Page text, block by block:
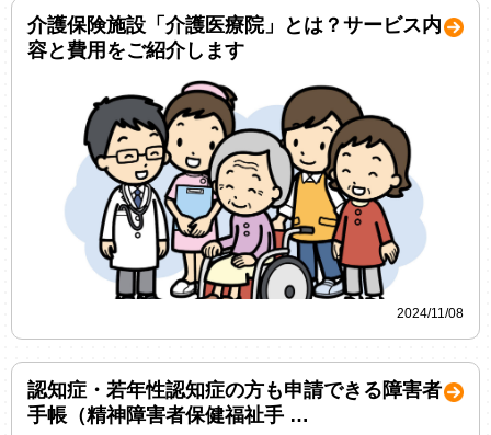
介護保険施設「介護医療院」とは？サービス内
容と費用をご紹介します
2024/11/08
認知症・若年性認知症の方も申請できる障害者
手帳（精神障害者保健福祉手 …